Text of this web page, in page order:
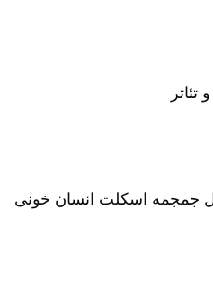
جمجمه اسکلت انسان خونی